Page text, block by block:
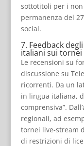
sottotitoli per i
permanenza del
social.
7. Feedback
italiani sui tornei
Le recensioni su
discussione su
ricorrenti. Da un
in lingua italiana,
comprensiva”.
regionali, ad
tornei live‑stream
di restrizioni di